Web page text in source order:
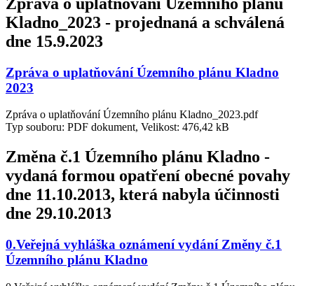
Kladno_2023 - projednaná a schválená
dne 15.9.2023
Zpráva o uplatňování Územního plánu Kladno
2023
Zpráva o uplatňování Územního plánu Kladno_2023.pdf
Typ souboru: PDF dokument, Velikost: 476,42 kB
Změna č.1 Územního plánu Kladno -
vydaná formou opatření obecné povahy
dne 11.10.2013, která nabyla účinnosti
dne 29.10.2013
0.Veřejná vyhláška oznámení vydání Změny č.1
Územního plánu Kladno